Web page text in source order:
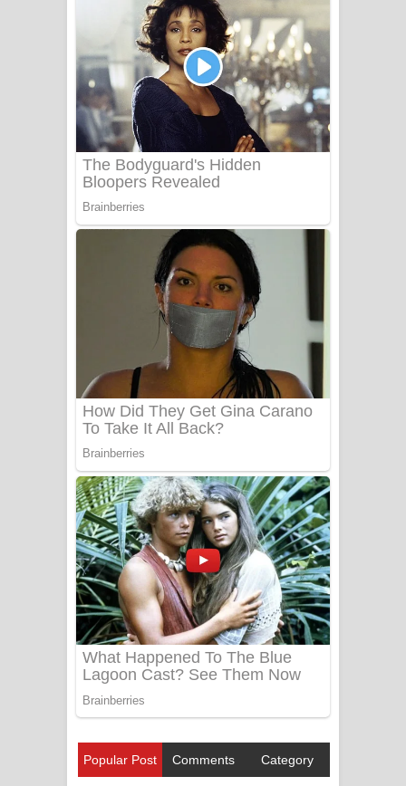
Popular Post Comments Category